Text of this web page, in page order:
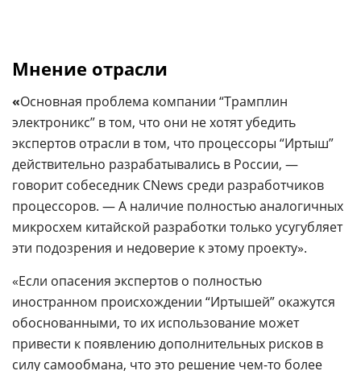
Мнение отрасли
«Основная проблема компании “Трамплин
электроникс” в том, что они не хотят убедить
экспертов отрасли в том, что процессоры “Иртыш”
действительно разрабатывались в России, —
говорит собеседник CNews среди разработчиков
процессоров. — А наличие полностью аналогичных
микросхем китайской разработки только усугубляет
эти подозрения и недоверие к этому проекту».
«Если опасения экспертов о полностью
иностранном происхождении “Иртышей” окажутся
обоснованными, то их использование может
привести к появлению дополнительных рисков в
силу самообмана, что это решение чем-то более